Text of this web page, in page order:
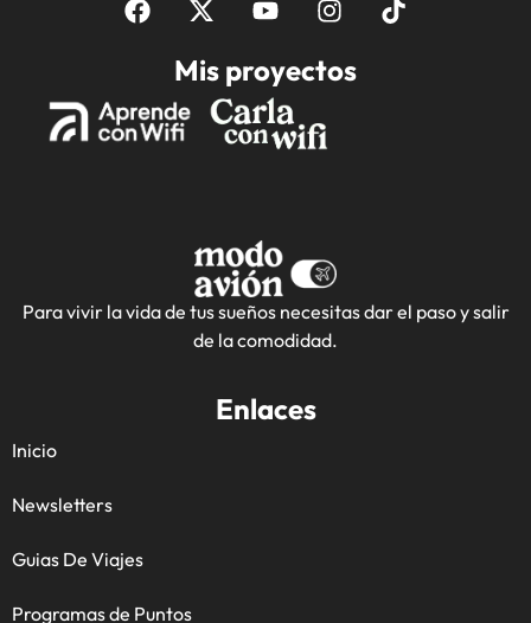
Para vivir la vida de tus sueños necesitas dar el paso y salir
de la comodidad.
Mis proyectos
Enlaces
Inicio
Newsletters
Guias De Viajes
Programas de Puntos